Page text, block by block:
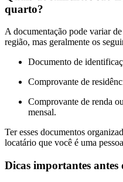
quarto?
A documentação pode variar
região, mas geralmente os
Documento de
Comprovante de
Comprovante de renda
mensal.
Ter esses documentos
locatário que você é uma
Dicas importantes